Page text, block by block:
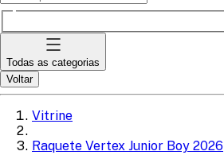
Todas as categorias
Voltar
Vitrine
Raquete Vertex Junior Boy 2026